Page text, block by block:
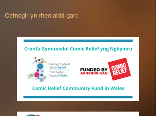
Cefnogir yn rheolaidd gan: